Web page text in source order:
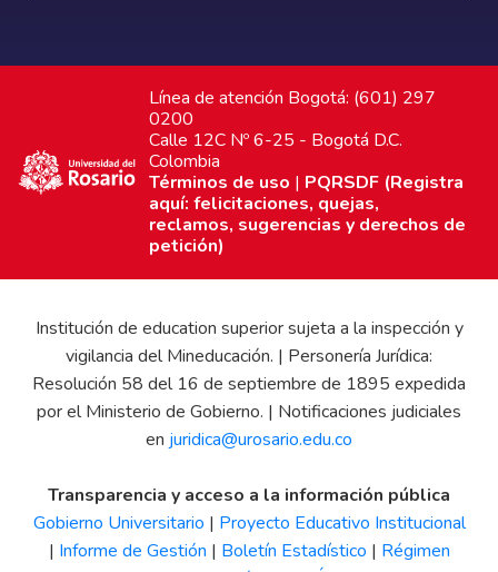
Línea de atención Bogotá: (601) 297
0200
Calle 12C Nº 6-25 - Bogotá D.C.
Colombia
Términos de uso | PQRSDF (Registra
aquí: felicitaciones, quejas,
reclamos, sugerencias y derechos de
petición)
Institución de education superior sujeta a la inspección y
vigilancia del Mineducación. | Personería Jurídica:
Resolución 58 del 16 de septiembre de 1895 expedida
por el Ministerio de Gobierno. | Notificaciones judiciales
en juridica@urosario.edu.co
Transparencia y acceso a la información pública
Gobierno Universitario | Proyecto Educativo Institucional
| Informe de Gestión | Boletín Estadístico | Régimen